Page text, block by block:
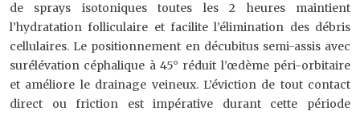
de sprays isotoniques toutes les 2 heures maintient
l’hydratation folliculaire et facilite l’élimination des débris
cellulaires. Le positionnement en décubitus semi-assis avec
surélévation céphalique à 45° réduit l’œdème péri-orbitaire
et améliore le drainage veineux. L’éviction de tout contact
direct ou friction est impérative durant cette période